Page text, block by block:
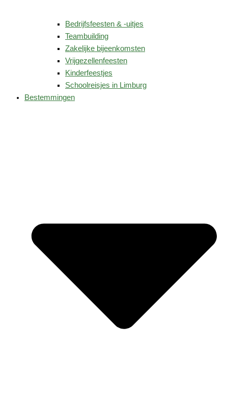
Bedrijfsfeesten & -uitjes
Teambuilding
Zakelijke bijeenkomsten
Vrijgezellenfeesten
Kinderfeestjes
Schoolreisjes in Limburg
Bestemmingen